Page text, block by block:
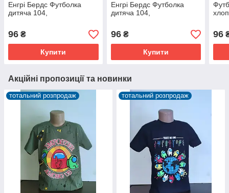
Енгрі Бердс Футболка
дитяча 104,
96 ₴
Купити
Енгрі Бердс Футболка
дитяча 104,
96₴
Купити
96
Акційні пропозиції та новинки
тотальний розпродаж тотальний розпродаж